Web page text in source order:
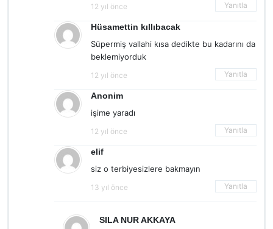
12 yıl önce Yanıtla
Hüsamettin kıllıbacak
Süpermiş vallahi kısa dedikte bu kadarını da
beklemiyorduk
12 yıl önce Yanıtla
Anonim
işime yaradı
12 yıl önce Yanıtla
elif
siz o terbiyesizlere bakmayın
13 yıl önce Yanıtla
SILA NUR AKKAYA